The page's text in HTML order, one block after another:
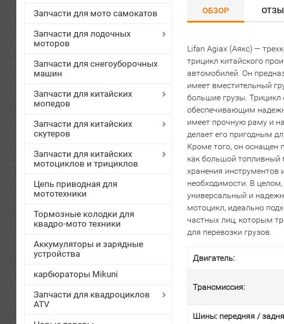
Запчасти для мото самокатов
Запчасти для лодочных
моторов
Запчасти для снегоуборочных
машин
Запчасти для китайских
мопедов
Запчасти для китайских
скутеров
Запчасти для китайских
мотоциклов и трициклов
Цепь приводная для
мототехники
Тормозные колодки для
квадро-мото техники
Аккумуляторы и зарядные
устройства
карбюраторы Mikuni
Запчасти для квадроциклов
ATV
ОБЗОР
Lifan Agiax (Аякс) —
трицикл китайского
автомобилей. Он
имеет вместительный
большие грузы.
обеспечивающим
имеет прочную раму и
делает его пригодным
Кроме того, он оснащен
как большой топливный
хранения инструментов
необходимости. В
универсальный и
мотоцикл, идеально
частных лиц, которым
для перевозки грузов.
Двигатель:
Трансмиссия:
Шины: передняя /